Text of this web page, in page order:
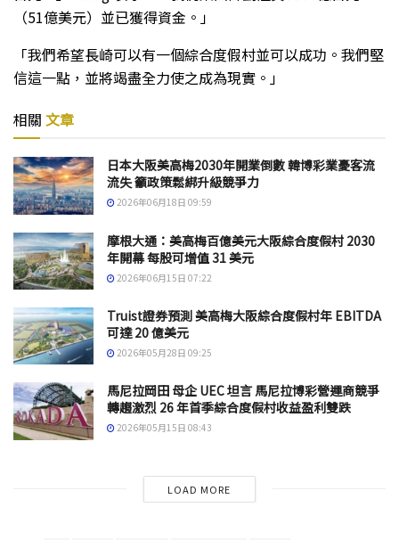
（51億美元）並已獲得資金。」
「我們希望長崎可以有一個綜合度假村並可以成功。我們堅
信這一點，並將竭盡全力使之成為現實。」
相關 文章
日本大阪美高梅2030年開業倒數 韓博彩業憂客流
流失 籲政策鬆綁升級競爭力
2026年06月18日 09:59
摩根大通：美高梅百億美元大阪綜合度假村 2030
年開幕 每股可增值 31 美元
2026年06月15日 07:22
Truist證券預測 美高梅大阪綜合度假村年 EBITDA
可達 20 億美元
2026年05月28日 09:25
馬尼拉岡田 母企 UEC 坦言 馬尼拉博彩營運商競爭
轉趨激烈 26 年首季綜合度假村收益盈利雙跌
2026年05月15日 08:43
LOAD MORE